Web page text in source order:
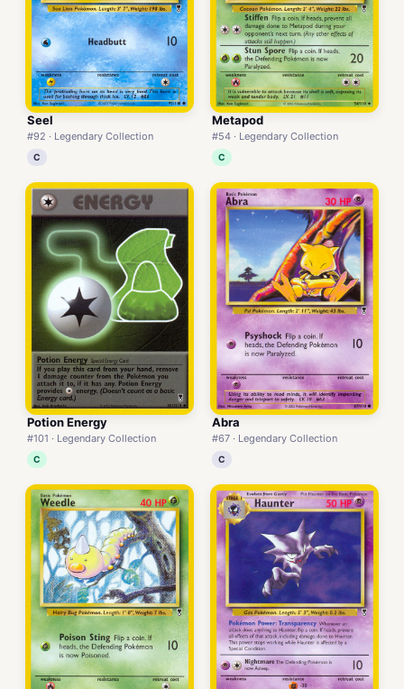
Seel
#92 · Legendary Collection
C
Metapod
#54 · Legendary Collection
C
Potion Energy
#101 · Legendary Collection
C
Abra
#67 · Legendary Collection
C